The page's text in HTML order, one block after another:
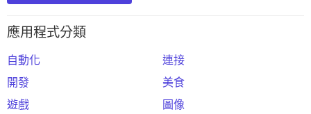
應用程式分類
自動化
連接
開發
美食
遊戲
圖像